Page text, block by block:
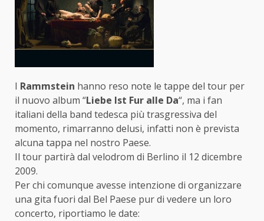
I Rammstein hanno reso note le tappe del tour per
il nuovo album “Liebe Ist Fur alle Da“, ma i fan
italiani della band tedesca più trasgressiva del
momento, rimarranno delusi, infatti non è prevista
alcuna tappa nel nostro Paese.
Il tour partirà dal velodrom di Berlino il 12 dicembre
2009.
Per chi comunque avesse intenzione di organizzare
una gita fuori dal Bel Paese pur di vedere un loro
concerto, riportiamo le date: